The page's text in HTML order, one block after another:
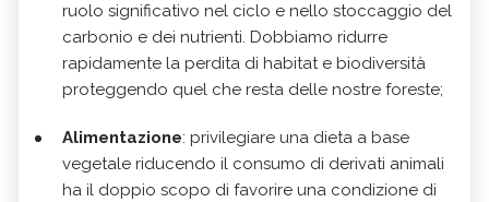
ruolo significativo nel ciclo e nello stoccaggio del
carbonio e dei nutrienti. Dobbiamo ridurre
rapidamente la perdita di habitat e biodiversità
proteggendo quel che resta delle nostre foreste;
Alimentazione: privilegiare una dieta a base
vegetale riducendo il consumo di derivati animali
ha il doppio scopo di favorire una condizione di